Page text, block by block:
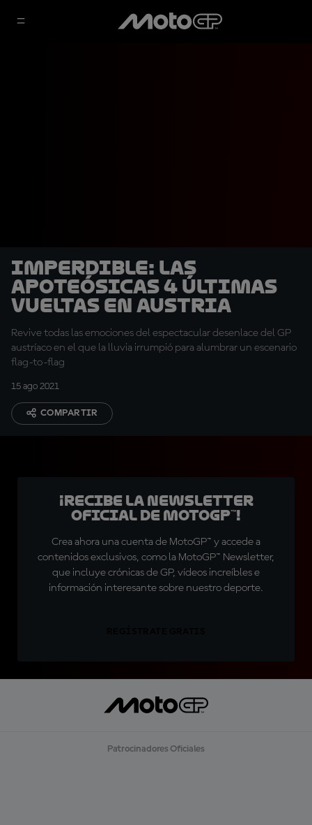
IMPERDIBLE: Las
apoteósicas 4 últimas
vueltas en Austria
Revive todas las emociones del espectacular desenlace del GP
austríaco en el que la lluvia irrumpió para alumbrar un escenario
flag-to-flag
15 ago 2021
COMPARTIR
¡Recibe la Newsletter
oficial de MotoGP™!
Crea ahora una cuenta de MotoGP™ y accede a
contenidos exclusivos, como la MotoGP™ Newsletter,
que incluye crónicas de GP, vídeos increíbles e
información interesante sobre nuestro deporte.
Patrocinadores Oficiales